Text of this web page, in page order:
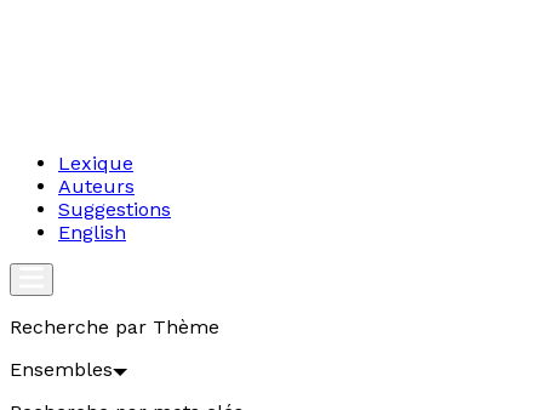
Lexique
Auteurs
Suggestions
English
Recherche par Thème
Ensembles